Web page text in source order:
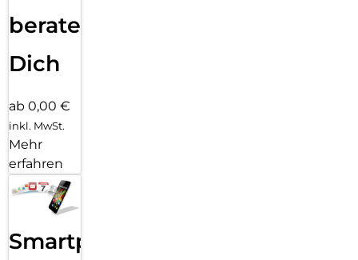
beraten
Dich
ab 0,00 €
inkl. MwSt.
Mehr
erfahren
Smartphone